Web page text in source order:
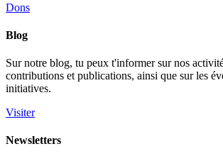
Dons
Blog
Sur notre blog, tu peux t'informer sur nos
contributions et publications, ainsi que sur les
initiatives.
Visiter
Newsletters